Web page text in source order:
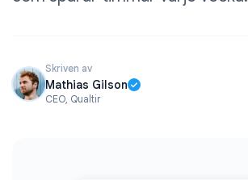
Skriven av
Mathias Gilson
CEO, Qualtir